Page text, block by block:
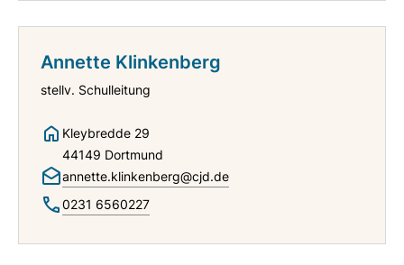
Annette Klinkenberg
stellv. Schulleitung
Kleybredde 29
44149 Dortmund
annette.klinkenberg@cjd.de
0231 6560227